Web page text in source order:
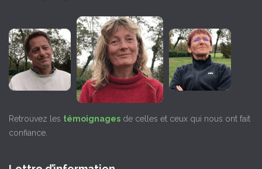
Retrouvez les témoignages de celles et ceux qui nous ont fait
confiance.